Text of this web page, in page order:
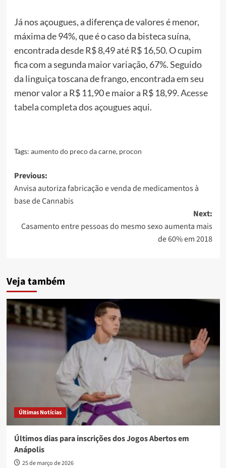
Já nos açougues, a diferença de valores é menor,
máxima de 94%, que é o caso da bisteca suína,
encontrada desde R$ 8,49 até R$ 16,50. O cupim
fica com a segunda maior variação, 67%. Seguido
da linguiça toscana de frango, encontrada em seu
menor valor a R$ 11,90 e maior a R$ 18,99.Acesse
tabela completa dos açougues aqui.
Tags: aumento do preco da carne, procon
Post
navigation
Previous:
Anvisa autoriza fabricação e venda de medicamentos à
base de Cannabis
Next:
Casamento entre pessoas do mesmo sexo aumenta mais
de 60% em 2018
Veja também
Últimas Notícias
Últimos dias para inscrições dos Jogos Abertos em
Anápolis
25 de março de 2026